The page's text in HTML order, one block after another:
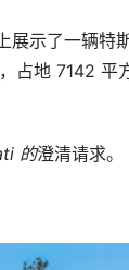
展示了一辆特
占地 7142 平
的澄清请求。